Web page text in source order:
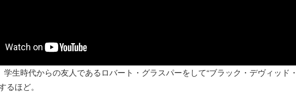
学生時代からの友人であるロバート・グラスパーをして“ブラック・デヴィッド・
るほど。